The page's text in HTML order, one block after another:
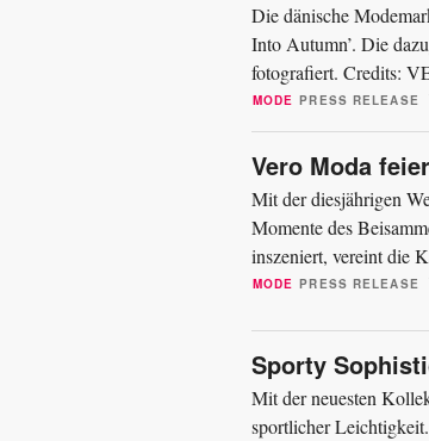
Die dänische
Into Autumn’. Die
fotografiert. Credits:
Statement-Mänteln, die
MODE PRESS RELEASE
Vero Moda
Mit der diesjährigen
Momente des
inszeniert, vereint die
Freude der Saison
MODE PRESS RELEASE
Sporty
Mit der neuesten
sportlicher